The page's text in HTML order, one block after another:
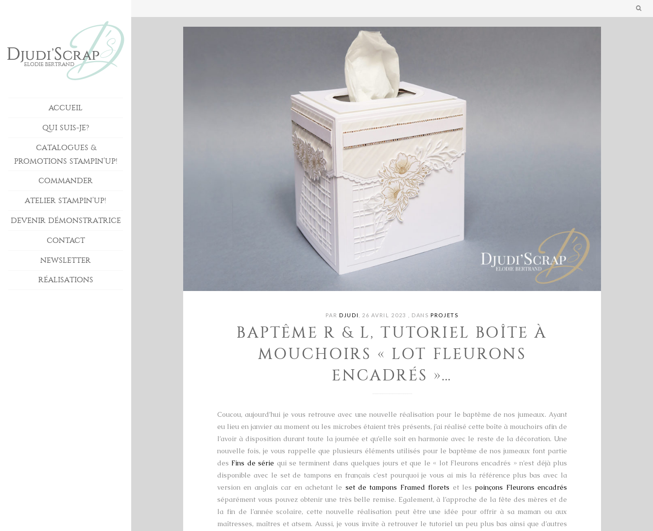
ACCUEIL
QUI SUIS-JE?
CATALOGUES &
PROMOTIONS STAMPIN’UP!
COMMANDER
ATELIER STAMPIN’UP!
DEVENIR DÉMONSTRATRICE
CONTACT
NEWSLETTER
RÉALISATIONS
PAR DJUDI 26 AVRIL 2023 DANSPROJETS
BAPTÊME R & L, TUTORIEL BOÎTE À
MOUCHOIRS « LOT FLEURONS
ENCADRÉS »…
Coucou, aujourd’hui je vous retrouve avec une nouvelle réalisation pour le baptême de nos jumeaux. Ayant
eu lieu en janvier au moment ou les microbes étaient très présents, j’ai réalisé cette boîte à mouchoirs afin de
l’avoir à disposition durant toute la journée et qu’elle soit en harmonie avec le reste de la décoration. Une
nouvelle fois, je vous rappelle que plusieurs éléments utilisés pour le baptême de nos jumeaux font partie
des Fins de série qui se terminent dans quelques jours et que le « lot Fleurons encadrés » n’est déjà plus
disponible avec le set de tampons en français c’est pourquoi je vous ai mis la référence plus bas avec la
version en anglais car en achetant le set de tampons Framed florets et les poinçons Fleurons encadrés
séparément vous pouvez obtenir une très belle remise. Egalement, à l’approche de la fête des mères et de
la fin de l’année scolaire, cette nouvelle réalisation peut être une idée pour offrir à sa maman ou aux
maîtresses, maîtres et atsem. Aussi, je vous invite à retrouver le tutoriel un peu plus bas ainsi que d’autres